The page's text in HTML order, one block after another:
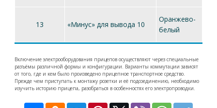
13 «Минус» для вывода 10
Оранжево-
белый
Включение электрооборудования прицепов осуществляют через специальные
разъёмы различной формы и конфигурации. Варианты коммутации зависят
от того, где и кем было произведено прицепное транспортное средство.
Прежде чем приступать к монтажу розетки и её подсоединению, необходимо
изучить историю прицепа, разобраться в особенностях его электропроводки.